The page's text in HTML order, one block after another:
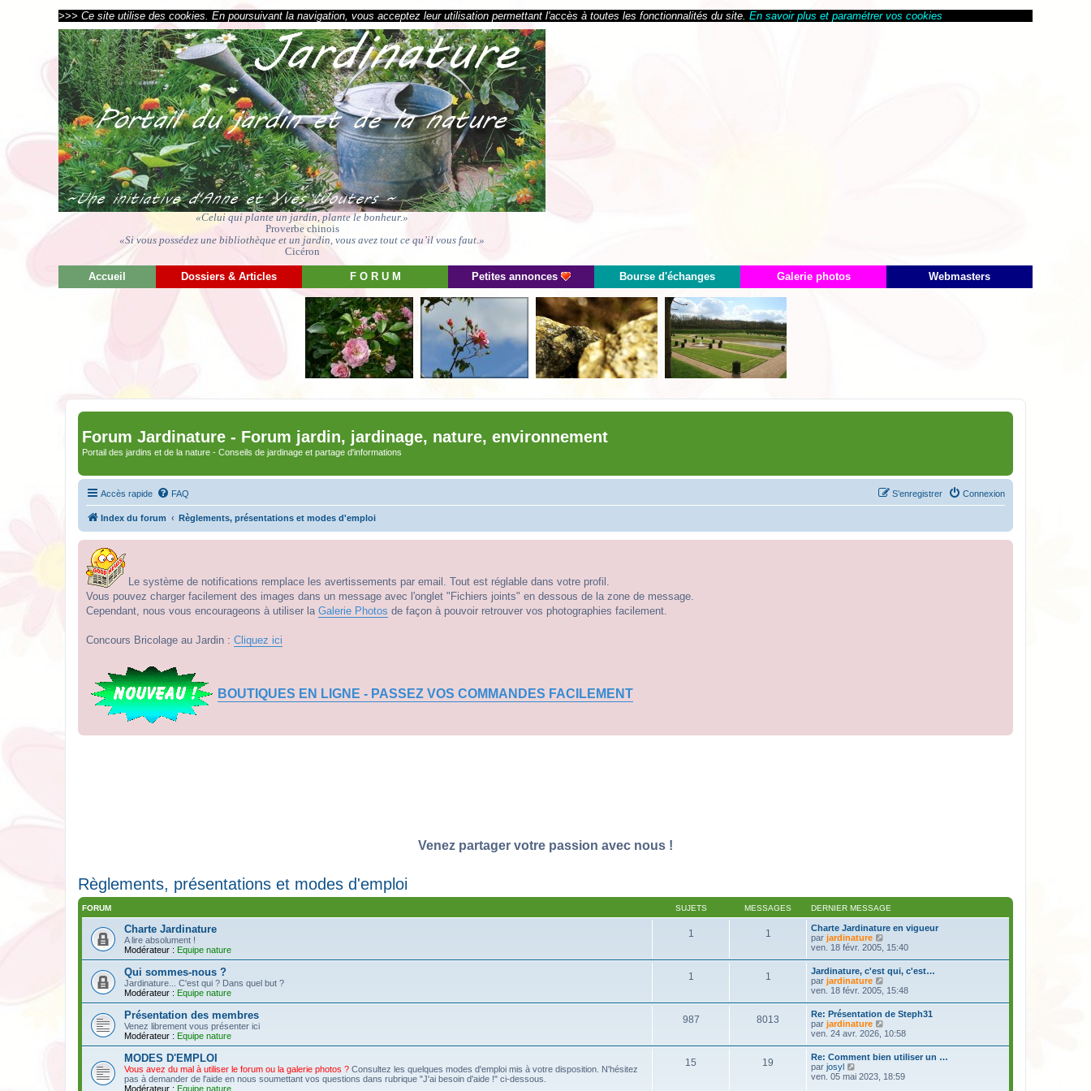
>>> Ce site utilise des cookies. En poursuivant la navigation, vous acceptez leur utilisation permettant l'accès à toutes les fonctionnalités du site. En savoir plus et paramétrer vos cookies
«Celui qui plante un jardin, plante le bonheur.»
Proverbe chinois
«Si vous possédez une bibliothèque et un jardin, vous avez tout ce qu’il vous faut.»
Cicéron
Accueil Dossiers & Articles F O R U M Petites annonces Bourse d'échanges Galerie photos Webmasters
Forum Jardinature - Forum jardin, jardinage, nature, environnement
Portail des jardins et de la nature - Conseils de jardinage et partage d'informations
Accès rapide FAQ Connexion
S’enregistrer
Index du forum Règlements, présentations et modes d'emploi
Le système de notifications remplace les avertissements par email. Tout est réglable dans votre profil.
Vous pouvez charger facilement des images dans un message avec l'onglet "Fichiers joints" en dessous de la zone de message.
Cependant, nous vous encourageons à utiliser la Galerie Photos de façon à pouvoir retrouver vos photographies facilement.
Concours Bricolage au Jardin : Cliquez ici
BOUTIQUES EN LIGNE - PASSEZ VOS COMMANDES FACILEMENT
Venez partager votre passion avec nous !
Règlements, présentations et modes d'emploi
FORUM SUJETS MESSAGES DERNIER MESSAGE
Charte Jardinature
A lire absolument !
Modérateur : Equipe nature
1 1
Charte Jardinature en vigueur
par jardinature
o
l
e
d
e
r
i
e
r
m
e
s
ven. 18 févr. 2005, 15:40
Qui sommes-nous ?
Jardinature... C'est qui ? Dans quel but ?
Modérateur : Equipe nature
1 1
Jardinature, c'est qui, c'est…
par jardinature
o
l
e
d
e
r
i
ven. 18 févr. 2005, 15:48
Présentation des membres
Venez librement vous présenter ici
Modérateur : Equipe nature
987 8013
Re: Présentation de Steph31
par jardinature
o
l
e
d
ven. 24 avr. 2026, 10:58
MODES D'EMPLOI
Vous avez du mal à utiliser le forum ou la galerie photos ? Consultez les quelques modes d'emploi mis à votre disposition. N'hésitez
pas à demander de l'aide en nous soumettant vos questions dans rubrique "J'ai besoin d'aide !" ci-dessous.
Modérateur : Equipe nature
15 19
Re: Comment bien utiliser un …
par josyl
o
ven. 05 mai 2023, 18:59